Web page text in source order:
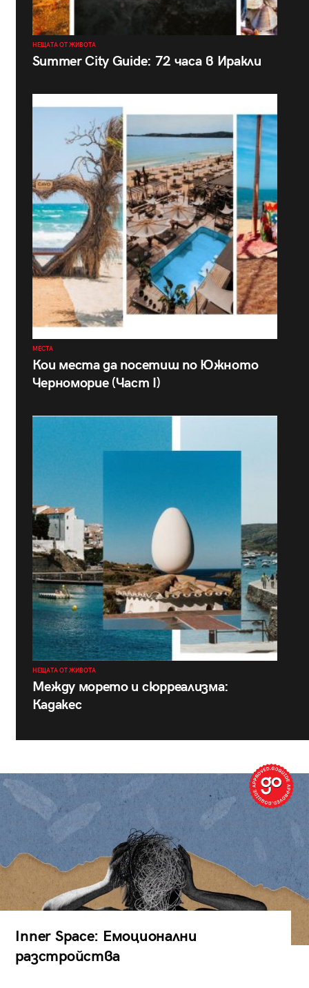
НЕЩАТА ОТ ЖИВОТА
Summer City Guide: 72 часа в Иракли
МЕСТА
Кои места да посетиш по Южното
Черноморие (Част I)
НЕЩАТА ОТ ЖИВОТА
Между морето и сюрреализма:
Кадакес
Inner Space: Емоционални
разстройства